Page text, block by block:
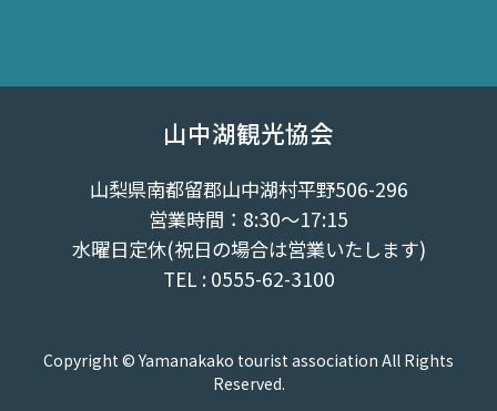
山中湖観光協会
山梨県南都留郡山中湖村平野506-296
営業時間：8:30～17:15
水曜日定休(祝日の場合は営業いたします)
TEL : 0555-62-3100
Copyright © Yamanakako tourist association All Rights
Reserved.